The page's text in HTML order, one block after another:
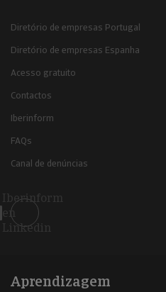
Diretório de empresas Portugal
Diretório de empresas Espanha
Acesso gratuito
Contactos
Iberinform
FAQs
Canal de denúncias
Iberinform
en
Linkedin
Aprendizagem